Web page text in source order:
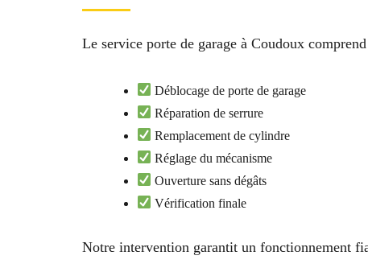
Le service porte de garage à Coudoux
Déblocage de porte de garage
Réparation de serrure
Remplacement de cylindre
Réglage du mécanisme
Ouverture sans dégâts
Vérification finale
Notre intervention garantit un fonctionnement